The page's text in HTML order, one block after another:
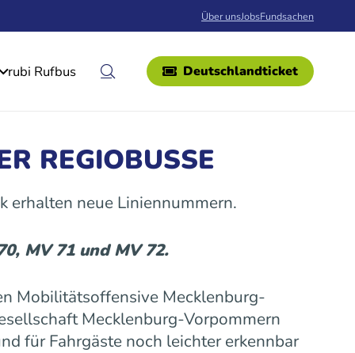
Über unsJobsFundsachen
rubi Rufbus Deutschlandticket
REGIOBUSSE
erhalten neue Liniennummern.
MV 71 und MV 72.
Mobilitätsoffensive Mecklenburg-
Mecklenburg-Vorpommern
für Fahrgäste noch leichter erkennbar